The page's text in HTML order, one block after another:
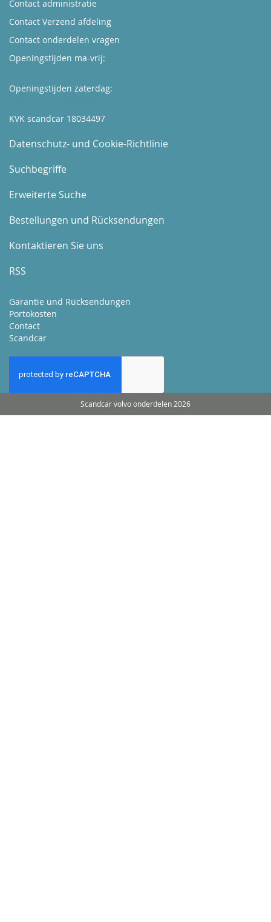
Contact administratie
Contact Verzend afdeling
Contact onderdelen vragen
Openingstijden ma-vrij:
Openingstijden zaterdag:
KVK scandcar 18034497
Datenschutz- und Cookie-Richtlinie
Suchbegriffe
Erweiterte Suche
Bestellungen und Rücksendungen
Kontaktieren Sie uns
RSS
Garantie und Rücksendungen
Portokosten
Contact
Scandcar
Scandcar volvo onderdelen 2026